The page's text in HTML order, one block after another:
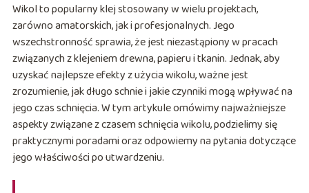
Wikol to popularny klej stosowany w wielu projektach,
zarówno amatorskich, jak i profesjonalnych. Jego
wszechstronność sprawia, że jest niezastąpiony w pracach
związanych z klejeniem drewna, papieru i tkanin. Jednak, aby
uzyskać najlepsze efekty z użycia wikolu, ważne jest
zrozumienie, jak długo schnie i jakie czynniki mogą wpływać na
jego czas schnięcia. W tym artykule omówimy najważniejsze
aspekty związane z czasem schnięcia wikolu, podzielimy się
praktycznymi poradami oraz odpowiemy na pytania dotyczące
jego właściwości po utwardzeniu.